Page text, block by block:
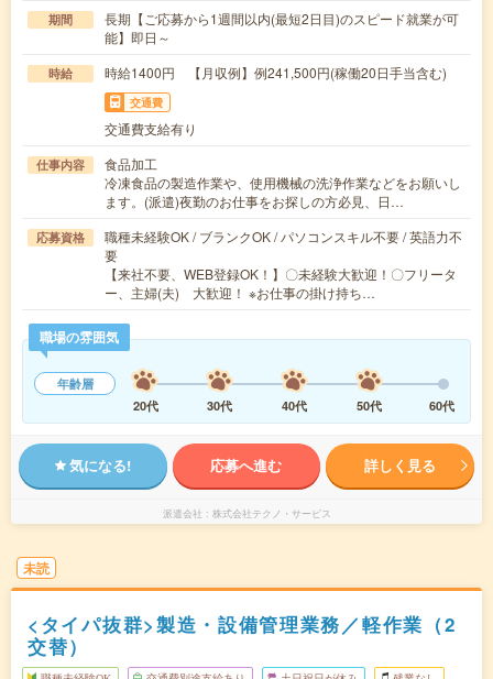
期間
長期【ご応募から1週間以内(最短2日目)のスピード就業が可
能】即日～
時給 時給1400円 【月収例】例241,500円(稼働20日手当含む)
交通費
交通費支給有り
仕事内容
食品加工
冷凍食品の製造作業や、使用機械の洗浄作業などをお願いし
ます。(派遣)夜勤のお仕事をお探しの方必見、日…
応募資格
職種未経験OK / ブランクOK / パソコンスキル不要 / 英語力不
要
【来社不要、WEB登録OK！】〇未経験大歓迎！〇フリータ
ー、主婦(夫) 大歓迎！ ※お仕事の掛け持ち…
職場の雰囲気
年齢層
20代
30代 40代 50代 60代
気になる! 応募へ進む 詳しく見る
派遣会社 株式会社テクノ・サービス
未読
<タイパ抜群>製造・設備管理業務／軽作業（2
交替）